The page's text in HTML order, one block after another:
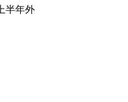
半年外